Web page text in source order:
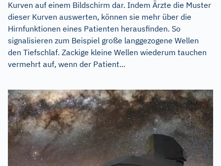
Kurven auf einem Bildschirm dar. Indem Ärzte die Muster
dieser Kurven auswerten, können sie mehr über die
Hirnfunktionen eines Patienten herausfinden. So
signalisieren zum Beispiel große langgezogene Wellen
den Tiefschlaf. Zackige kleine Wellen wiederum tauchen
vermehrt auf, wenn der Patient...